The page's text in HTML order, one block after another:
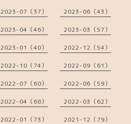
2023-07（37） 2023-06（43）
2023-04（46） 2023-03（57）
2023-01（40） 2022-12（54）
2022-10（74） 2022-09（61）
2022-07（60） 2022-06（59）
2022-04（68） 2022-03（62）
2022-01（73） 2021-12（79）